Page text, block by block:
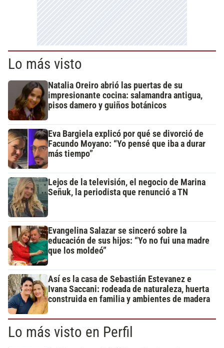
Lo más visto
Natalia Oreiro abrió las puertas de su
impresionante cocina: salamandra antigua,
pisos damero y guiños botánicos
Eva Bargiela explicó por qué se divorció de
Facundo Moyano: “Yo pensé que iba a durar
más tiempo”
Lejos de la televisión, el negocio de Marina
Señuk, la periodista que renunció a TN
Evangelina Salazar se sinceró sobre la
educación de sus hijos: “Yo no fui una madre
que los moldeó”
Así es la casa de Sebastián Estevanez e
Ivana Saccani: rodeada de naturaleza, huerta
construida en familia y ambientes de madera
Lo más visto en Perfil